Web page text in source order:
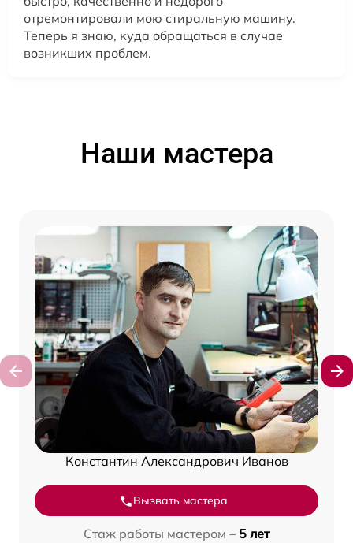
отремонтировали мою стиральную машину.
Теперь я знаю, куда обращаться в случае
возникших проблем.
Наши мастера
Константин Александрович Иванов
Вызвать мастера
Стаж работы мастером – 5 лет